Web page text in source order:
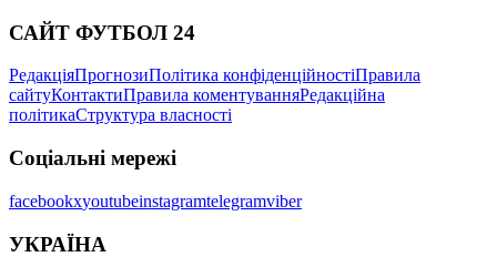
САЙТ ФУТБОЛ 24
РедакціяПрогнозиПолітика конфіденційностіПравила
сайтуКонтактиПравила коментуванняРедакційна
політикаСтруктура власності
Соціальні мережі
facebookxyoutubeinstagramtelegramviber
УКРАЇНА